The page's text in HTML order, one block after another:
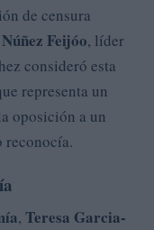
de censura
Feijóo, líder
consideró esta
representa un
oposición a un
reconocía.
, Teresa Garcia-